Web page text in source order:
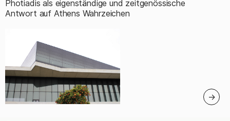
Photiadis als eigenständige und zeitgenössische
Antwort auf Athens Wahrzeichen